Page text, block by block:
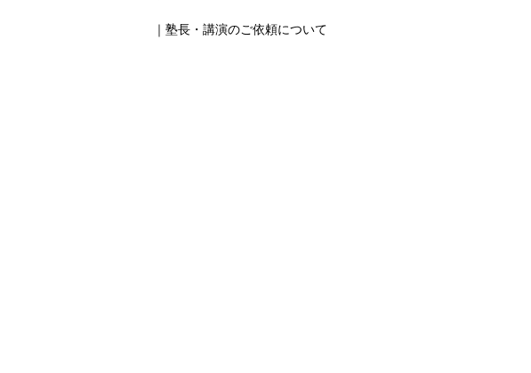
｜塾長・講演のご依頼について